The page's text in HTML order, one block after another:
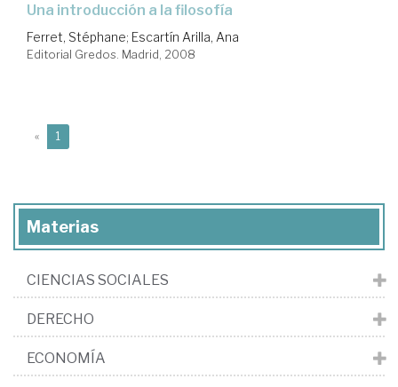
una introducción a la filosofía
Ferret, Stéphane; Escartín Arilla, Ana
Editorial Gredos. Madrid, 2008
« 1
Materias
CIENCIAS SOCIALES
DERECHO
ECONOMÍA